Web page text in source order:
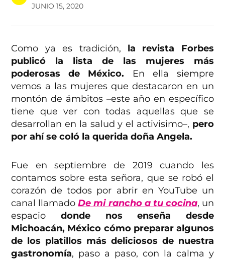
JUNIO 15, 2020
Como ya es tradición, la revista Forbes
publicó la lista de las mujeres más
poderosas de México. En ella siempre
vemos a las mujeres que destacaron en un
montón de ámbitos –este año en específico
tiene que ver con todas aquellas que se
desarrollan en la salud y el activisimo–, pero
por ahí se coló la querida doña Angela.
Fue en septiembre de 2019 cuando les
contamos sobre esta señora, que se robó el
corazón de todos por abrir en YouTube un
canal llamadoDe mi rancho a tu cocina, un
espacio donde nos enseña desde
Michoacán, México cómo preparar algunos
de los platillos más deliciosos de nuestra
gastronomía, paso a paso, con la calma y